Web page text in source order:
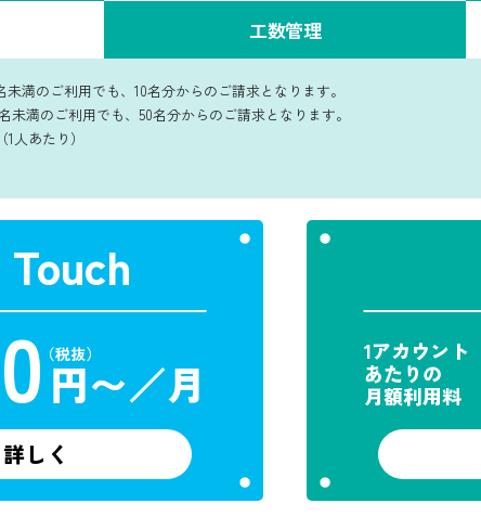
工数管理
満のご利用でも、10名分からのご請求となります。
未満のご利用でも、50名分からのご請求となります。
人あたり）
（税抜）
円〜／月
しく
1アカウント
あたりの
月額利用料